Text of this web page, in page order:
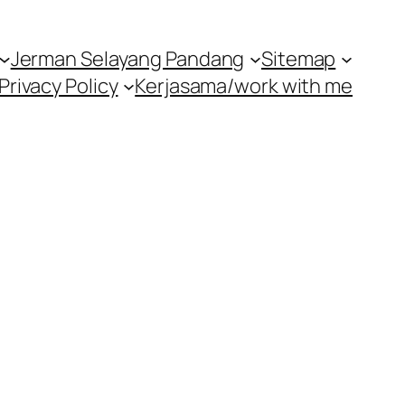
Jerman Selayang Pandang
Sitemap
Policy
Kerjasama/work with me